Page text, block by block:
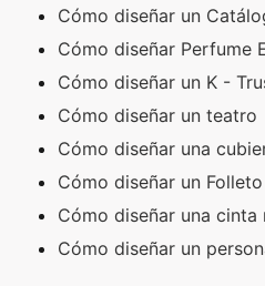
Cómo diseñar un
Cómo diseñar Perfume
Cómo diseñar un K -
Cómo diseñar un teatro
Cómo diseñar una
Cómo diseñar un
Cómo diseñar una cinta
Cómo diseñar un